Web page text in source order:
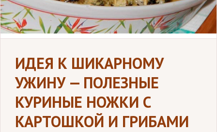
ИДЕЯ К ШИКАРНОМУ
УЖИНУ — ПОЛЕЗНЫЕ
КУРИНЫЕ НОЖКИ С
КАРТОШКОЙ И ГРИБАМИ